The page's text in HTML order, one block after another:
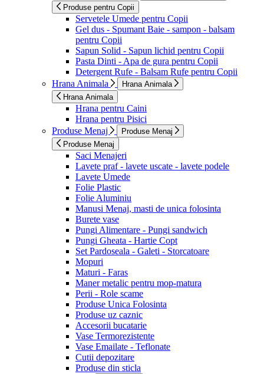
Produse pentru Copii
Servetele Umede pentru Copii
Gel dus - Spumant Baie - sampon - balsam
pentru Copii
Sapun Solid - Sapun lichid pentru Copii
Pasta Dinti - Apa de gura pentru Copii
Detergent Rufe - Balsam Rufe pentru Copii
Hrana Animala
Hrana Animala
Hrana Animala
Hrana pentru Caini
Hrana pentru Pisici
Produse Menaj
Produse Menaj
Produse Menaj
Saci Menajeri
Lavete praf - lavete uscate - lavete podele
Lavete Umede
Folie Plastic
Folie Aluminiu
Manusi Menaj, masti de unica folosinta
Burete vase
Pungi Alimentare - Pungi sandwich
Pungi Gheata - Hartie Copt
Set Pardoseala - Galeti - Storcatoare
Mopuri
Maturi - Faras
Maner metalic pentru mop-matura
Perii - Role scame
Produse Unica Folosinta
Produse uz caznic
Accesorii bucatarie
Vase Termorezistente
Vase Emailate - Teflonate
Cutii depozitare
Produse din sticla